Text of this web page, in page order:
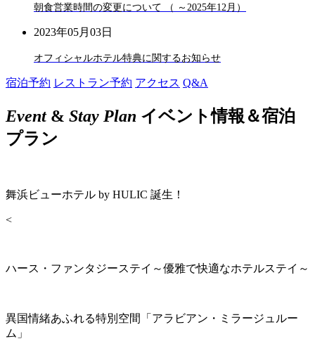
朝食営業時間の変更について （ ～2025年12月）
2023年05月03日
オフィシャルホテル特典に関するお知らせ
宿泊予約 レストラン予約 アクセス Q&A
Event& Stay Plan イベント情報＆宿泊
プラン
舞浜ビューホテル by HULIC 誕生！
<
ハース・ファンタジーステイ～優雅で快適なホテルステイ～
異国情緒あふれる特別空間「アラビアン・ミラージュルー
ム」